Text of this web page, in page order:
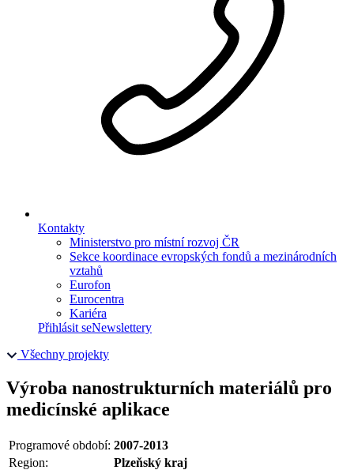
Kontakty
Ministerstvo pro místní rozvoj ČR
Sekce koordinace evropských fondů a mezinárodních
vztahů
Eurofon
Eurocentra
Kariéra
Přihlásit seNewslettery
Všechny projekty
Výroba nanostrukturních materiálů pro
medicínské aplikace
Programové období: 2007-2013
Region:
Plzeňský kraj